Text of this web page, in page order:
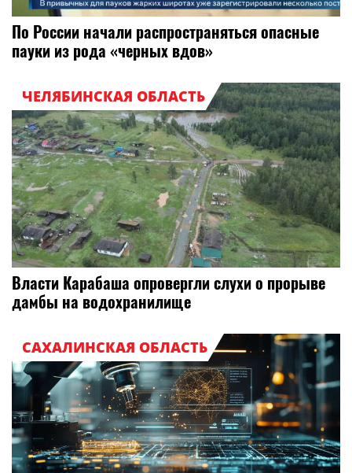
По России начали распространяться опасные
пауки из рода «черных вдов»
ЧЕЛЯБИНСКАЯ ОБЛАСТЬ
Власти Карабаша опровергли слухи о прорыве
дамбы на водохранилище
САХАЛИНСКАЯ ОБЛАСТЬ